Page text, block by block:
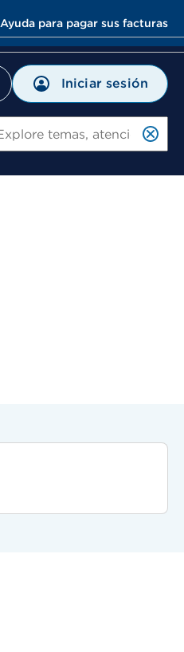
Ayuda para pagar sus facturas
Iniciar sesión